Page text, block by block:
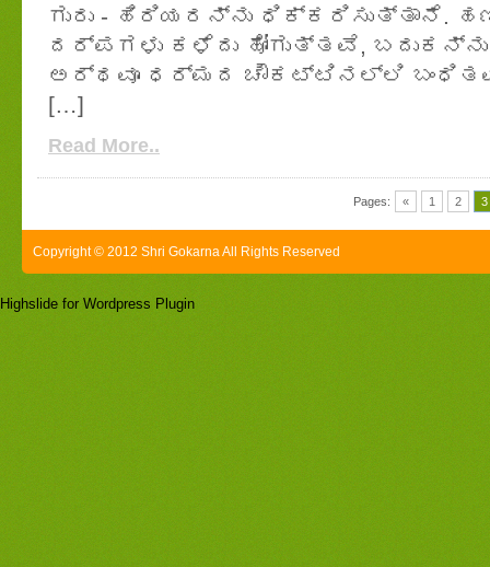
ಗುರು - ಹಿರಿಯರನ್ನು ಧಿಕ್ಕರಿಸುತ್ತಾನೆ.
ದರ್ಪಗಳು ಕಳೆದು ಹೋಗುತ್ತವೆ,
ಅರ್ಥವೂ ಧರ್ಮದ ಚೌಕಟ್ಟಿನಲ್ಲಿ
[…]
Read More..
Pages: « 1 2 3
Copyright © 2012 Shri Gokarna All Rights Reserved
Highslide for Wordpress Plugin